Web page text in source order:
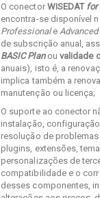
O conector WISEDAT for
encontra-se disponível
Professionale Advanced
de subscrição anual,
BASIC Planou validade
anuais), isto é, a
implica também a
manutenção ou licença;
O suporte ao conector
instalação,
resolução de
plugins, extensões,
personalizações de
compatibilidade e o
desses componentes,